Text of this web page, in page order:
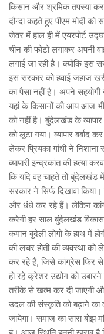
किसान और श्रमिक तपस्या कर
दौन्दा कहते हुए पीएम मोदी
जेवर में हाल ही में एयरपोर्ट
चीन की फोटो लगाकर अपनी
लगाई जा रही है। क्योंकि इस
इस सरकार को हवाई जहाज
का पैसा नहीं है। अपने सहयोगी
यहां के किसानों की आय आज
को नहीं है। बुंदेलखंड के
को लूटा गया। व्यापार बर्बाद
लेकर प्रियंका गांधी ने
व्यापारी इन्द्रकांत की हत्या
कि यदि वह चाहते तो
सरकार ने सिर्फ दिखावा
और धंधे कर रहे हैं। लेकिन
करेगी हर साल बुंदेलखंड
कमान बुंदेली लोगो के हाथ में
की लचर होती की व्यवस्था को
कर रहे हैं, जिसे कांग्रेस फिर से
हो रहे क्रेशर उद्योग को
तरीके से खत्म कर दी जाएगी
उदल की संस्कृति को बढ़ाने का
जायेगा। समाज का सारा बोझ